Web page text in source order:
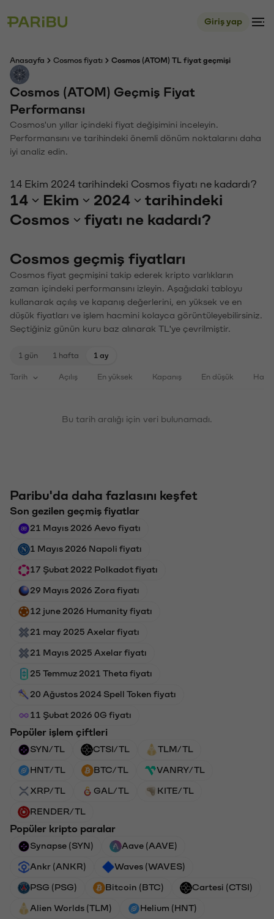
Giriş yap
Anasayfa Cosmos fiyatı Cosmos (ATOM) TL fiyat geçmişi
Cosmos (ATOM) Geçmiş Fiyat
Performansı
Cosmos'un yıllar içindeki fiyat değişimini inceleyin.
Performansını ve tarihindeki önemli dönüm noktalarını daha
iyi analiz edin.
14 Ekim 2024 tarihindeki Cosmos fiyatı ne kadardı?
14 Ekim 2024
tarihindeki
Cosmos
fiyatı ne kadardı?
Cosmos geçmiş fiyatları
Cosmos fiyat geçmişini takip ederek kripto varlıkların
zaman içindeki performansını izleyin. Aşağıdaki tabloyu
kullanarak açılış ve kapanış değerlerini, en yüksek ve en
düşük fiyatları ve işlem hacmini kolayca görüntüleyebilirsiniz.
Seçtiğiniz günün kuru baz alınarak TL'ye çevrilmiştir.
1 gün 1 hafta 1 ay
Tarih Açılış En yüksek Kapanış En düşük
Bu tarih aralığı için veri bulunamadı.
Paribu'da daha fazlasını keşfet
Son gezilen geçmiş fiyatlar
21 Mayıs 2026 Aevo fiyatı
1 Mayıs 2026 Napoli fiyatı
17 Şubat 2022 Polkadot fiyatı
29 Mayıs 2026 Zora fiyatı
12 june 2026 Humanity fiyatı
21 may 2025 Axelar fiyatı
21 Mayıs 2025 Axelar fiyatı
25 Temmuz 2021 Theta fiyatı
20 Ağustos 2024 Spell Token fiyatı
11 Şubat 2026 0G fiyatı
Popüler işlem çiftleri
SYN/TL CTSI/TL TLM/TL
HNT/TL BTC/TL VANRY/TL
XRP/TL GAL/TL KITE/TL
RENDER/TL
Popüler kripto paralar
Synapse (SYN) Aave (AAVE)
Ankr (ANKR) Waves (WAVES)
PSG (PSG) Bitcoin (BTC) Cartesi (CTSI)
Alien Worlds (TLM) Helium (HNT)